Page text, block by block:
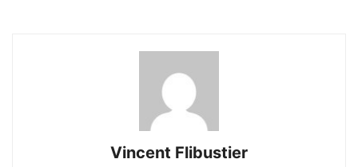
Vincent Flibustier